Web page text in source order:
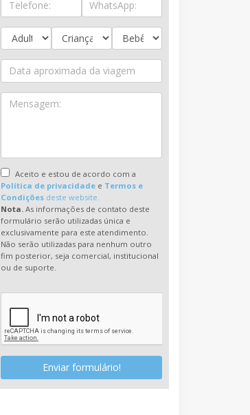
Aceito e estou de acordo com a
Política de privacidade e Termos e
Condições deste website.
Nota. As informações de contato deste
formulário serão utilizadas única e
exclusivamente para este atendimento.
Não serão utilizadas para nenhum outro
fim posterior, seja comercial, institucional
ou de suporte.
Enviar formulário!